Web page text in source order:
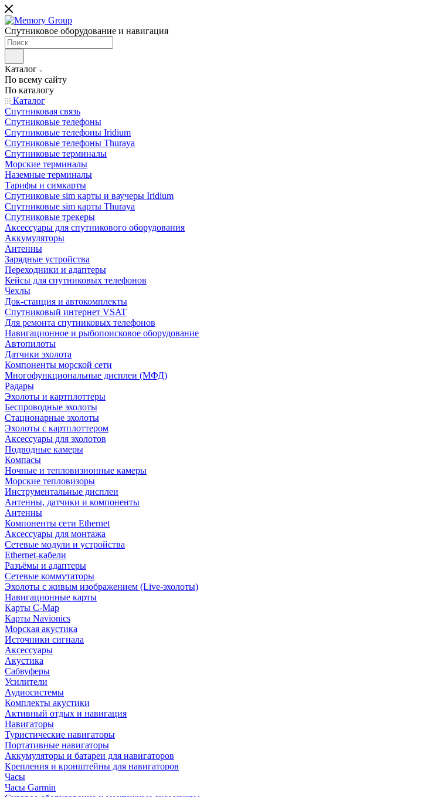
Спутниковое оборудование и навигация
Каталог
По всему сайту
По каталогу
Каталог
Спутниковая связь
Спутниковые телефоны
Спутниковые телефоны Iridium
Спутниковые телефоны Thuraya
Спутниковые терминалы
Морские терминалы
Наземные терминалы
Тарифы и симкарты
Спутниковые sim карты и ваучеры Iridium
Спутниковые sim карты Thuraya
Спутниковые трекеры
Аксессуары для спутникового оборудования
Аккумуляторы
Антенны
Зарядные устройства
Переходники и адаптеры
Кейсы для спутниковых телефонов
Чехлы
Док-станция и автокомплекты
Спутниковый интернет VSAT
Для ремонта спутниковых телефонов
Навигационное и рыбопоисковое оборудование
Автопилоты
Датчики эхолота
Компоненты морской сети
Многофункциональные дисплеи (МФД)
Радары
Эхолоты и картплоттеры
Беспроводные эхолоты
Стационарные эхолоты
Эхолоты с картплоттером
Аксессуары для эхолотов
Подводные камеры
Компасы
Ночные и тепловизионные камеры
Морские тепловизоры
Инструментальные дисплеи
Антенны, датчики и компоненты
Антенны
Компоненты сети Ethernet
Аксессуары для монтажа
Сетевые модули и устройства
Ethernet-кабели
Разъёмы и адаптеры
Сетевые коммутаторы
Эхолоты с живым изображением (Live-эхолоты)
Навигационные карты
Карты C-Map
Карты Navionics
Морская акустика
Источники сигнала
Аксессуары
Акустика
Сабвуферы
Усилители
Аудиосистемы
Комплекты акустики
Активный отдых и навигация
Навигаторы
Туристические навигаторы
Портативные навигаторы
Аккумуляторы и батареи для навигаторов
Крепления и кронштейны для навигаторов
Часы
Часы Garmin